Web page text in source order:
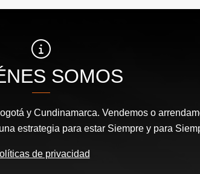
SOMOS
y Cundinamarca. Vendemos o
estrategia para estar Siempre y para
de privacidad